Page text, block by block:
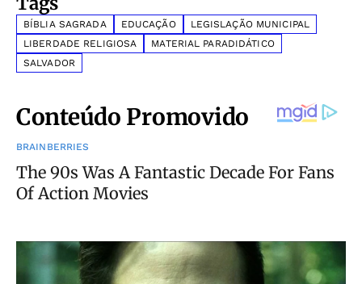
BÍBLIA SAGRADA EDUCAÇÃO
LEGISLAÇÃO MUNICIPAL
LIBERDADE RELIGIOSA
MATERIAL PARADIDÁTICO
SALVADOR